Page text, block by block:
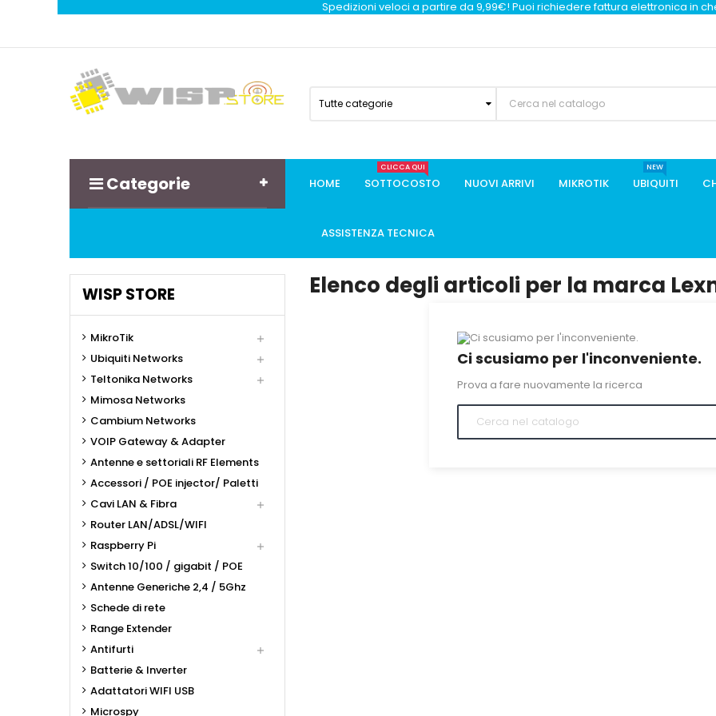
Spedizioni veloci a partire da 9,99€! Puoi richiedere fattura elettronica in
Tutte categorie
Categorie HOME SOTTOCOSTO
CLICCA QUI
NUOVI ARRIVI MIKROTIK UBIQUITI
NEW
ASSISTENZA TECNICA
WISP STORE
MikroTik 
Ubiquiti Networks 
Teltonika Networks 
Mimosa Networks
Cambium Networks
VOIP Gateway & Adapter
Antenne e settoriali RF Elements
Accessori / POE injector/ Paletti
Cavi LAN & Fibra

Router LAN/ADSL/WIFI
Raspberry Pi

Switch 10/100 / gigabit / POE
Antenne Generiche 2,4 / 5Ghz
Schede di rete
Range Extender
Antifurti

Batterie & Inverter
Adattatori WIFI USB
Microspy
Elenco degli articoli per la marca
Ci scusiamo per l'inconveniente.
Prova a fare nuovamente la ricerca